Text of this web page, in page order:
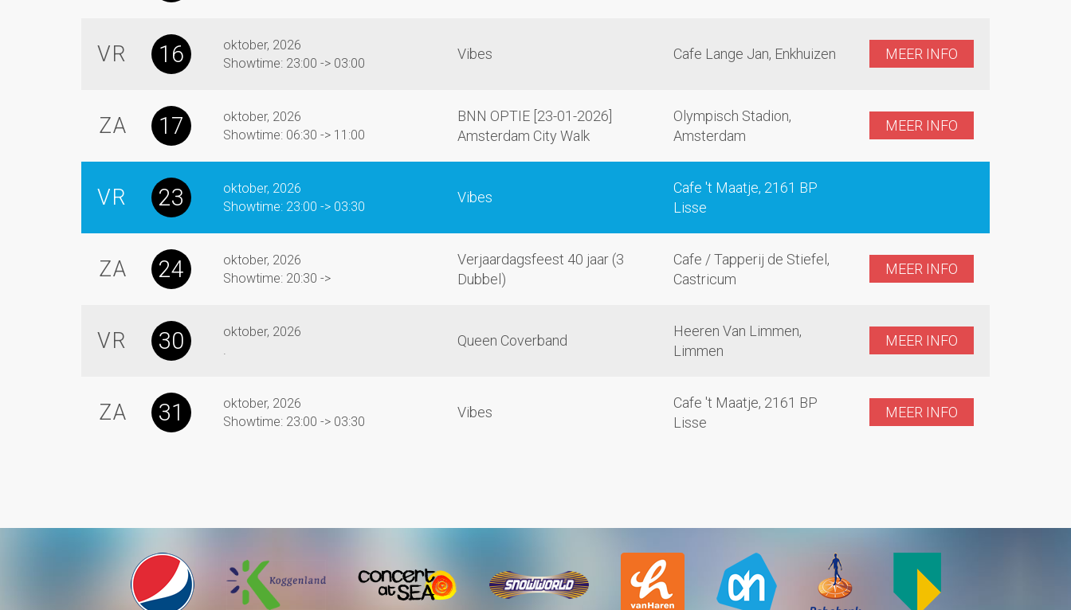
VR 16
oktober, 2026
Showtime: 23:00 -> 03:00
Vibes Cafe Lange Jan, Enkhuizen MEER INFO
ZA 17
oktober, 2026
Showtime: 06:30 -> 11:00
BNN OPTIE [23-01-2026]
Amsterdam City Walk
Olympisch Stadion,
Amsterdam
MEER INFO
VR 23
oktober, 2026
Showtime: 23:00 -> 03:30
Vibes
Cafe 't Maatje, 2161 BP
Lisse
ZA 24
oktober, 2026
Showtime: 20:30 ->
Verjaardagsfeest 40 jaar (3
Dubbel)
Cafe / Tapperij de Stiefel,
Castricum
MEER INFO
VR 30
oktober, 2026
.
Queen Coverband
Heeren Van Limmen,
Limmen
MEER INFO
ZA 31
oktober, 2026
Showtime: 23:00 -> 03:30
Vibes
Cafe 't Maatje, 2161 BP
Lisse
MEER INFO